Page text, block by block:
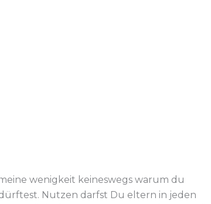
wenigkeit keineswegs warum du
Nutzen darfst Du eltern in jeden